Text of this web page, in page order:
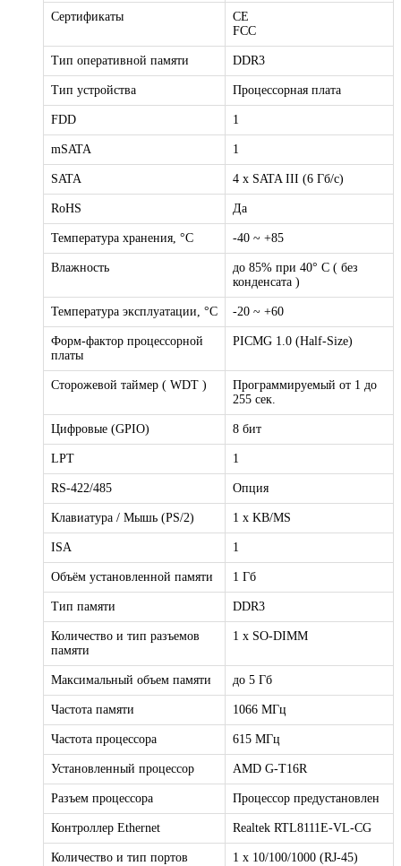
Сертификаты
CE
FCC
Тип оперативной памяти DDR3
Тип устройства Процессорная плата
FDD 1
mSATA 1
SATA 4 х SATA III (6 Гб/с)
RoHS Да
Температура хранения, °C -40 ~ +85
Влажность
до 85% при 40° C ( без
конденсата )
Температура эксплуатации, °C -20 ~ +60
Форм-фактор процессорной
платы
PICMG 1.0 (Half-Size)
Сторожевой таймер ( WDT )
Программируемый от 1 до
255 сек.
Цифровые (GPIO) 8 бит
LPT 1
RS-422/485 Опция
Клавиатура / Мышь (PS/2) 1 x KB/MS
ISA 1
Объём установленной памяти 1 Гб
Тип памяти DDR3
Количество и тип разъемов
памяти
1 x SO-DIMM
Максимальный объем памяти до 5 Гб
Частота памяти 1066 МГц
Частота процессора 615 МГц
Установленный процессор AMD G-T16R
Разъем процессора Процессор предустановлен
Контроллер Ethernet Realtek RTL8111E-VL-CG
Количество и тип портов 1 х 10/100/1000 (RJ-45)